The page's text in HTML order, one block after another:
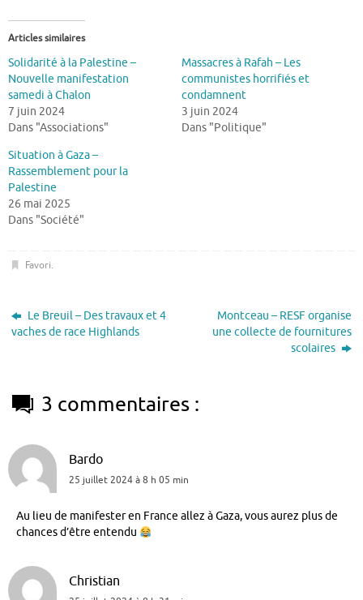
Articles similaires
Solidarité à la Palestine –
Nouvelle manifestation
samedi à Chalon
7 juin 2024
Dans "Associations"
Massacres à Rafah – Les
communistes horrifiés et
condamnent
3 juin 2024
Dans "Politique"
Situation à Gaza –
Rassemblement pour la
Palestine
26 mai 2025
Dans "Société"
Favori.
Le Breuil – Des travaux et 4
vaches de race Highlands
Montceau – RESF organise
une collecte de fournitures
scolaires
3 commentaires :
Bardo
25 juillet 2024 à 8 h 05 min
Au lieu de manifester en France allez à Gaza, vous aurez plus de
chances d’être entendu
Christian